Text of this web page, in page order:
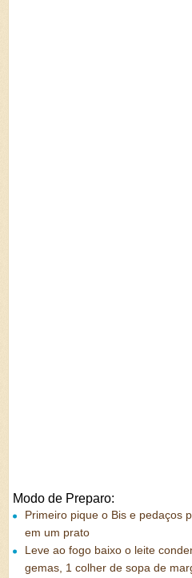
Modo de Preparo:
Primeiro pique o Bis e pedaços
em um prato
Leve ao fogo baixo o leite
gemas, 1 colher de sopa de